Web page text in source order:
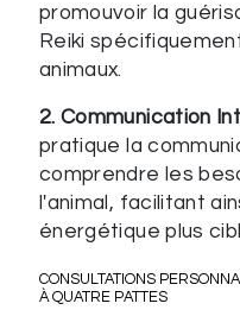
promouvoir la
Reiki
animaux.
2. Communication
pratique la
comprendre les
l'animal, facilitant
énergétique plus
CONSULTATIONS
À QUATRE PATTES